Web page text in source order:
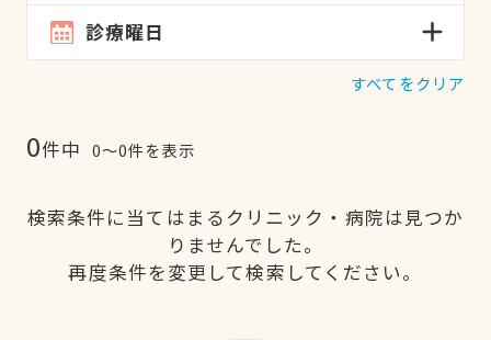
診療曜日
すべてをクリア
0件中 0〜0件を表示
検索条件に当てはまるクリニック・病院は見つか
りませんでした。
再度条件を変更して検索してください。